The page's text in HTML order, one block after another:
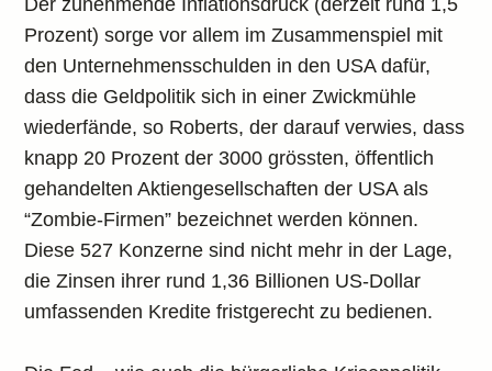
Der zunehmende Inflationsdruck (derzeit rund 1,5
Prozent) sorge vor allem im Zusammenspiel mit
den Unternehmensschulden in den USA dafür,
dass die Geldpolitik sich in einer Zwickmühle
wiederfände, so Roberts, der darauf verwies, dass
knapp 20 Prozent der 3000 grössten, öffentlich
gehandelten Aktiengesellschaften der USA als
“Zombie-Firmen” bezeichnet werden können.
Diese 527 Konzerne sind nicht mehr in der Lage,
die Zinsen ihrer rund 1,36 Billionen US-Dollar
umfassenden Kredite fristgerecht zu bedienen.